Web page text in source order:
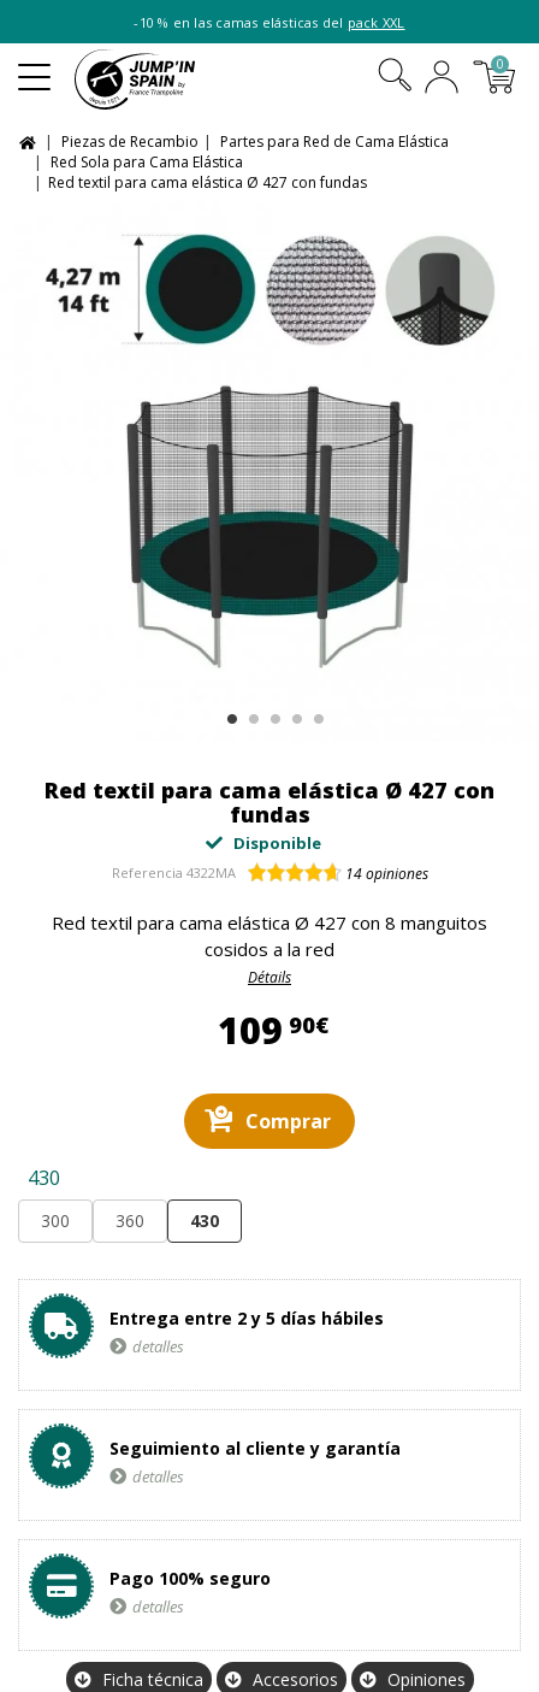
-10 % en las camas elásticas del pack XXL
0
Piezas de Recambio
Partes para Red de Cama Elástica
Red Sola para Cama Elástica
Red textil para cama elástica Ø 427 con fundas
Red textil para cama elástica Ø 427 con
fundas
Disponible
Referencia 4322MA 14opiniones
Red textil para cama elástica Ø 427 con 8 manguitos
cosidos a la red
Détails
109 90€109,90 €
Comprar
430
300 360 430
Entrega entre 2 y 5 días hábiles
detalles
Seguimiento al cliente y garantía
detalles
Pago 100% seguro
detalles
Ficha técnica Accesorios Opiniones